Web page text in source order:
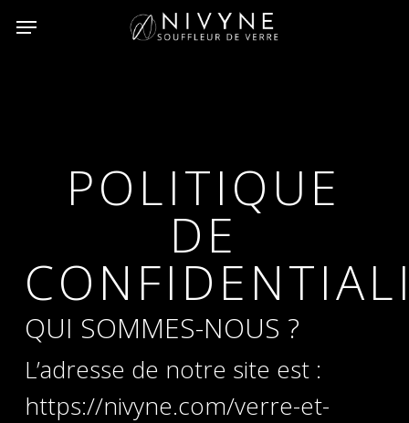
Skip
POLITIQUE
DE
QUI SOMMES-NOUS ?
L’adresse de notre site est :
https://nivyne.com/verre-et-